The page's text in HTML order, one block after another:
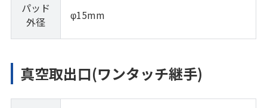
パッド
外径
φ15mm
真空取出口(ワンタッチ継手)